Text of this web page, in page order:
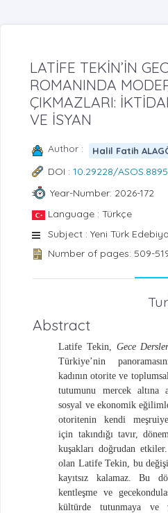
LATİFE TEKİN’İN
ROMANINDA
ÇIKMAZLARI:
VE İSYAN
Author : Halil Fatih
DOI : 10.29228/
Year-Number: 2026-172
Language : Türkçe
Subject : Yeni Türk
Number of pages: 509-
Abstract
Latife Tekin, Gece
Türkiye’nin
kadının otorite ve
tutumunu mercek altına
sosyal ve ekonomik
otoritenin kendi
için takındığı tavır,
kuşakları doğrudan
olan Latife Tekin, bu
kayıtsız kalamaz. Bu
kentleşme ve
kültürde tutunmaya ve